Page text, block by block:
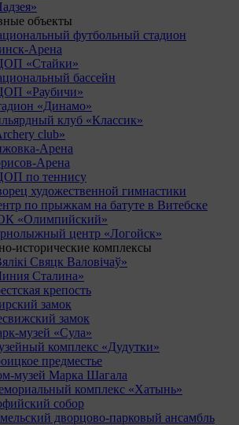
объекты
футбольный стадион
Арена
«Стайки»
бассейн
«Раубичи»
«Динамо»
клуб «Классик»
club»
Арена
Арена
по теннису
художественной гимнастики
по прыжкам на батуте в Витебске
«Олимпийский»
центр «Логойск»
исторические комплексы
Свяцк Валовічаў»
Сталина»
крепость
замок
замок
музей «Сула»
комплекс «Дудутки»
предместье
музей Марка Шагала
комплекс «Хатынь»
собор
дворцово-парковый ансамбль